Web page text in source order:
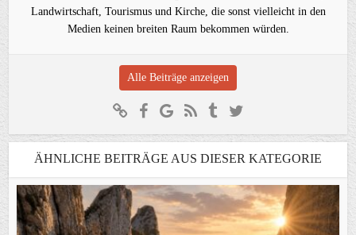
Landwirtschaft, Tourismus und Kirche, die sonst vielleicht in den
Medien keinen breiten Raum bekommen würden.
Alle Beiträge anzeigen
ÄHNLICHE BEITRÄGE AUS DIESER KATEGORIE